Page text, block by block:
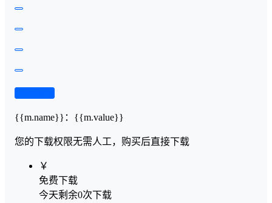
{{m.name}} ： {{m.value}}
您的下载权限无需人工，购买后直接下载
￥
免费下载
今天剩余0次下载